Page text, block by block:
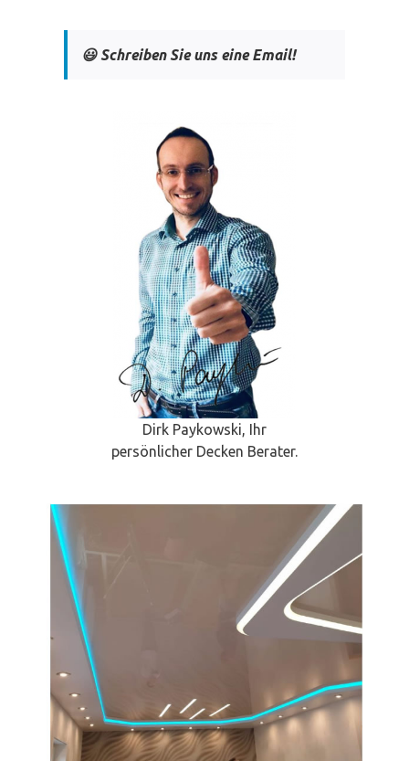
😃 Schreiben Sie uns eine Email!
Dirk Paykowski, Ihr
persönlicher Decken Berater.